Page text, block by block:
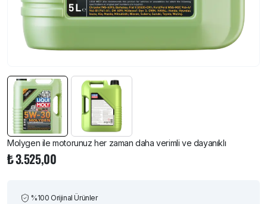
Molygen ile motorunuz her zaman daha verimli ve dayanıklı
₺3.525,00
%100 Orijinal Ürünler